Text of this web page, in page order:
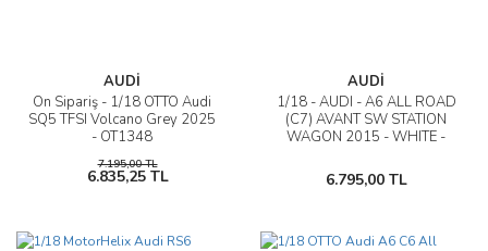
AUDİ
Ön Sipariş - 1/18 OTTO Audi
SQ5 TFSI Volcano Grey 2025
- OT1348
7.195,00 TL
6.835,25 TL
AUDİ
1/18 - AUDI - A6 ALL ROAD
(C7) AVANT SW STATION
WAGON 2015 - WHITE -
6.795,00 TL